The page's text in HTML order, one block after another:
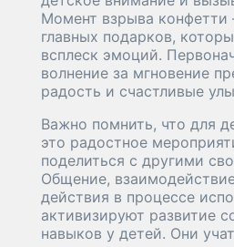
Момент взрыва
главных подарков,
всплеск эмоций.
волнение за мгновение
радость и счастливые
Важно помнить, что для
это радостное
поделиться с другими
Общение,
действия в процессе
активизируют развитие
навыков у детей. Они